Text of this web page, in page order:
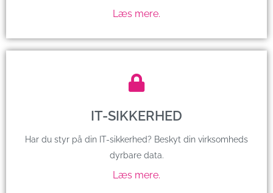
Læs mere.
IT-SIKKERHED
Har du styr på din IT-sikkerhed? Beskyt din virksomheds
dyrbare data.
Læs mere.